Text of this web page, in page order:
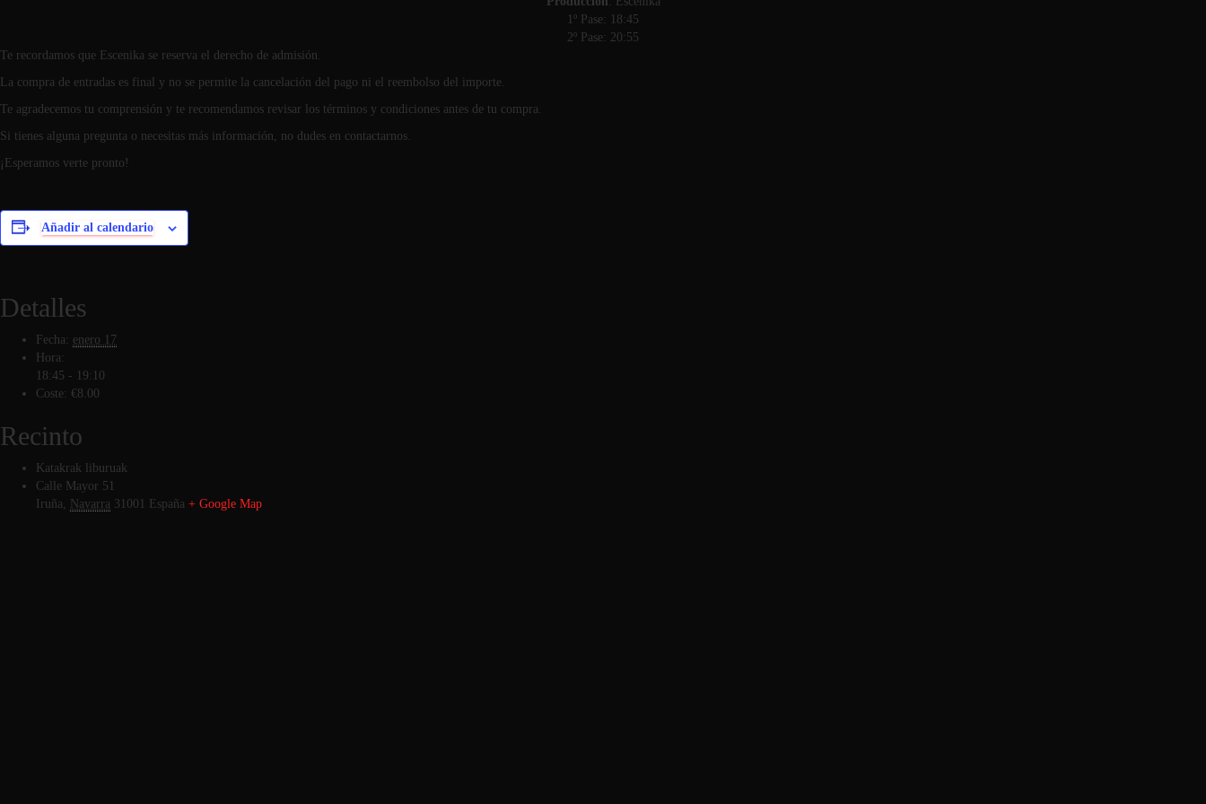
1º Pase: 18:45
2º Pase: 20:55
Te recordamos que Escenika se reserva el derecho de admisión.
La compra de entradas es final y no se permite la cancelación del pago ni el reembolso del importe.
Te agradecemos tu comprensión y te recomendamos revisar los términos y condiciones antes de tu compra.
Si tienes alguna pregunta o necesitas más información, no dudes en contactarnos.
¡Esperamos verte pronto!
Añadir al calendario
Detalles
Fecha: enero 17
Hora:
18:45 - 19:10
Coste: €8.00
Recinto
Katakrak liburuak
Calle Mayor 51
Iruña
Navarra 31001 España + Google Map